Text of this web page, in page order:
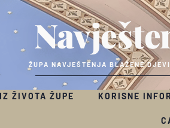
ŽUPA NAVJEŠTENJA BLAŽENE
IZ ŽIVOTA ŽUPE KORISNE